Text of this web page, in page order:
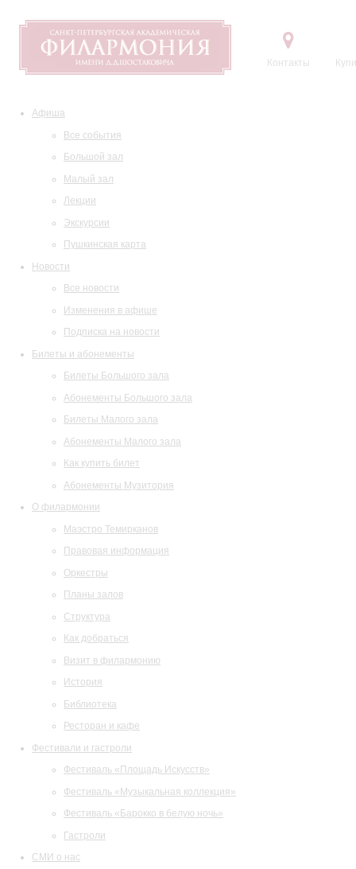
Контакты
Афиша
Все события
Большой зал
Малый зал
Лекции
Экскурсии
Пушкинская карта
Новости
Все новости
Изменения в афише
Подписка на новости
Билеты и абонементы
Билеты Большого зала
Абонементы Большого зала
Билеты Малого зала
Абонементы Малого зала
Как купить билет
Абонементы Музитория
О филармонии
Маэстро Темирканов
Правовая информация
Оркестры
Планы залов
Структура
Как добраться
Визит в филармонию
История
Библиотека
Ресторан и кафе
Фестивали и гастроли
Фестиваль «Площадь Искусств»
Фестиваль «Музыкальная коллекция»
Фестиваль «Барокко в белую ночь»
Гастроли
СМИ о нас